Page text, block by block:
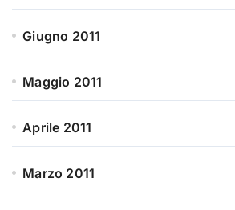
Giugno 2011
Maggio 2011
Aprile 2011
Marzo 2011